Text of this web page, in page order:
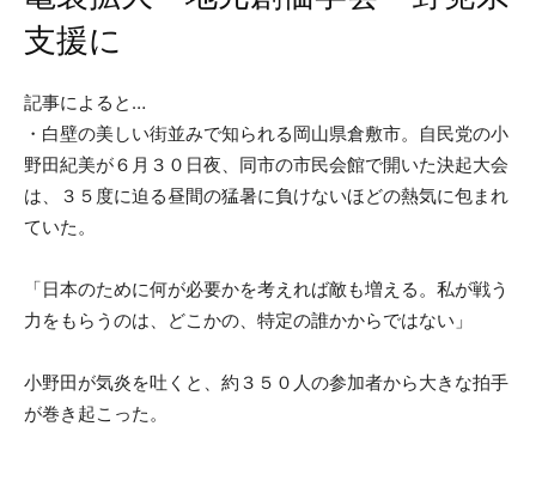
支援に
記事によると…
・白壁の美しい街並みで知られる岡山県倉敷市。自民党の小
野田紀美が６月３０日夜、同市の市民会館で開いた決起大会
は、３５度に迫る昼間の猛暑に負けないほどの熱気に包まれ
ていた。
「日本のために何が必要かを考えれば敵も増える。私が戦う
力をもらうのは、どこかの、特定の誰かからではない」
小野田が気炎を吐くと、約３５０人の参加者から大きな拍手
が巻き起こった。